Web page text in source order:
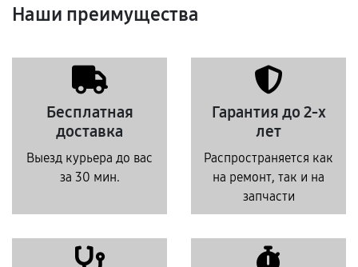
Наши преимущества
Бесплатная
доставка
Выезд курьера до вас
за 30 мин.
Гарантия до 2-х
лет
Распространяется как
на ремонт, так и на
запчасти